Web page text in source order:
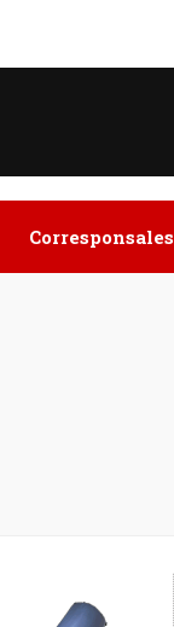
Corresponsales